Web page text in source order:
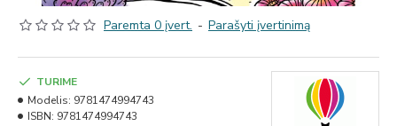
Paremta 0 įvert. - Parašyti įvertinimą
TURIME
Modelis: 9781474994743
ISBN: 9781474994743